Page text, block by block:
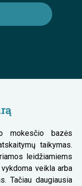
mokesčio bazės
taikymas.
leidžiamiems
veikla arba
Tačiau daugiausia